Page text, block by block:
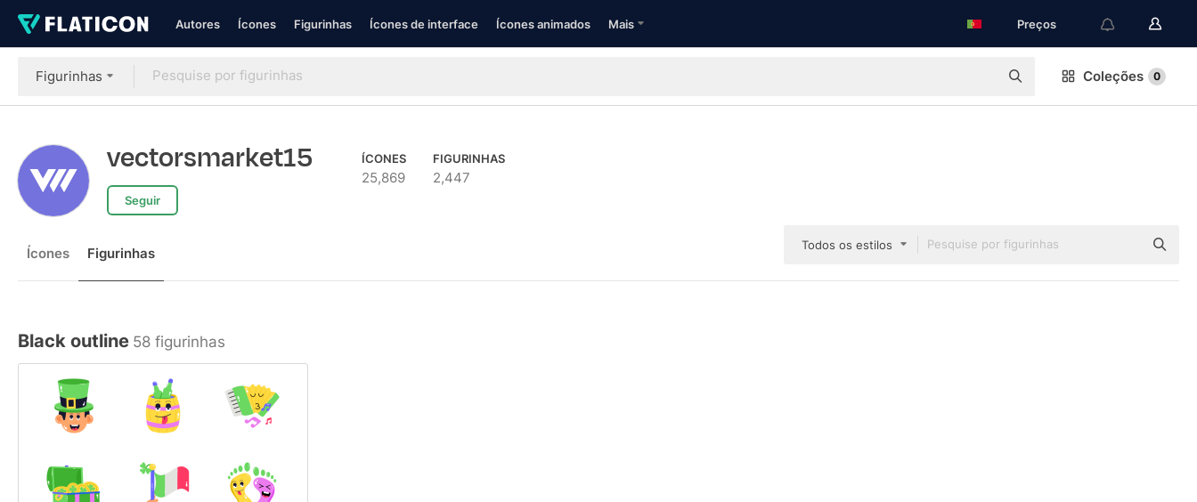
Autores Ícones Figurinhas Ícones de interface Ícones animados Mais Preços
Figurinhas Coleções 0
vectorsmarket15
Seguir
ÍCONES
25,869
FIGURINHAS
2,447
Ícones Figurinhas Todos os estilos
Black outline 58 figurinhas